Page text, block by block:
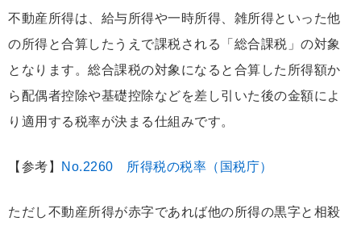
不動産所得は、給与所得や一時所得、雑所得といった他
の所得と合算したうえで課税される「総合課税」の対象
となります。総合課税の対象になると合算した所得額か
ら配偶者控除や基礎控除などを差し引いた後の金額によ
り適用する税率が決まる仕組みです。
【参考】 No.2260 所得税の税率（国税庁）
ただし不動産所得が赤字であれば他の所得の黒字と相殺